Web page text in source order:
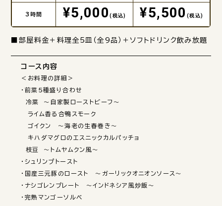
3時間 ¥5,000(税込) ¥5,500 (税込)
■部屋料金＋料理全5皿（全9品）＋ソフトドリンク飲み放題
コース内容
＜お料理の詳細＞
・前菜5種盛り合わせ
冷菜　～自家製ローストビーフ～
ライム香る合鴨スモーク
ゴイクン　～海老の生春巻き～
キハダマグロのエスニックカルパッチョ
枝豆　～トムヤムクン風～
・シュリンプトースト
・国産三元豚のロースト　～ガーリックオニオンソース～
・ナシゴレンプレート　～インドネシア風炒飯～
・完熟マンゴーソルベ